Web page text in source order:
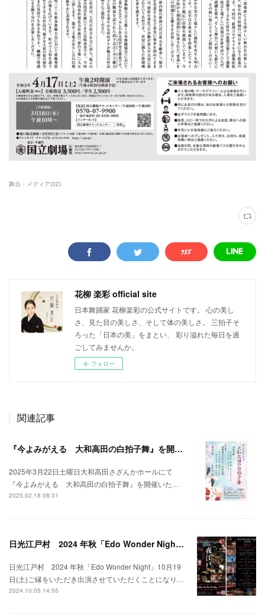
舞台・メディア(32)
花柳 楽彩 official site
日本舞踊家 花柳楽彩の公式サイトです。 心の美し
さ、見た目の美しさ、そして体の美しさ。 三拍子そ
ろった「日本の美」をまとい、 彩り溢れた毎日を過
ごしてみませんか。
フォロー
関連記事
『今よみがえる 大和高田の白拍子舞』を開催させていただきます
2025年3月22日土曜日大和高田さざんかホールにて
『今よみがえる 大和高田の白拍子舞』を開催いた…
2025.02.18 08:31
日光江戸村 2024 年秋「Edo Wonder Night」に出演させていただきます
日光江戸村 2024 年秋「Edo Wonder Night」10月19
日(土)ご縁をいただき出演させていただくことになり…
2024.10.05 14:55